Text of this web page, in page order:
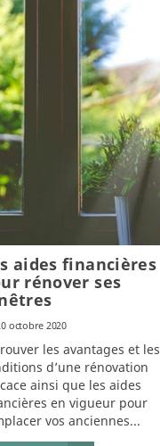
aides financières
rénover ses
octobre 2020
les avantages et les
d’une rénovation
ainsi que les aides
en vigueur pour
vos anciennes...